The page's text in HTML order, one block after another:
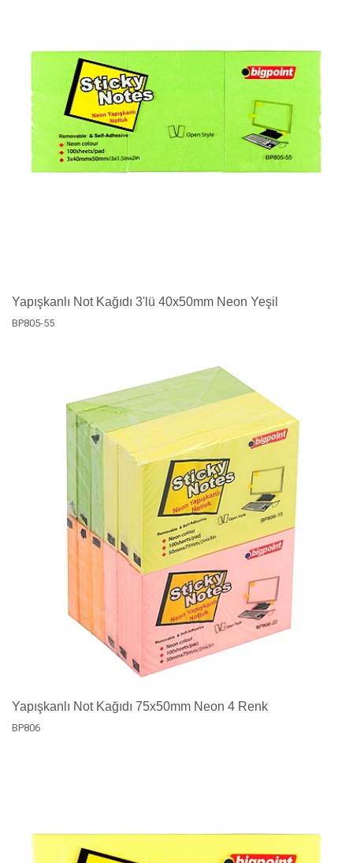
Yapışkanlı Not Kağıdı 3'lü 40x50mm Neon Yeşil
BP805-55
Yapışkanlı Not Kağıdı 75x50mm Neon 4 Renk
BP806